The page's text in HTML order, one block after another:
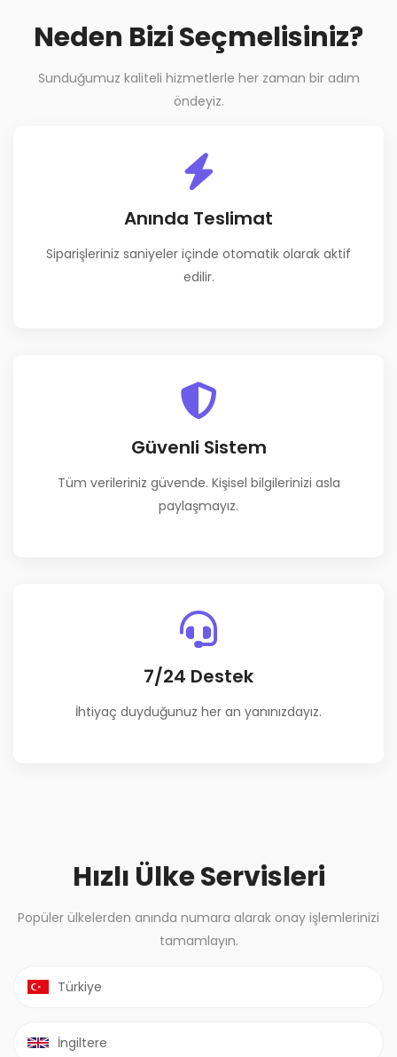
Neden Bizi Seçmelisiniz?
Sunduğumuz kaliteli hizmetlerle her zaman bir adım
öndeyiz.
Anında Teslimat
Siparişleriniz saniyeler içinde otomatik olarak aktif
edilir.
Güvenli Sistem
Tüm verileriniz güvende. Kişisel bilgilerinizi asla
paylaşmayız.
7/24 Destek
İhtiyaç duyduğunuz her an yanınızdayız.
Hızlı Ülke Servisleri
Popüler ülkelerden anında numara alarak onay işlemlerinizi
tamamlayın.
Türkiye
İngiltere